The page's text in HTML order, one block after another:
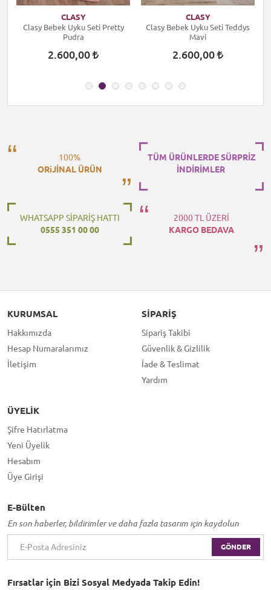
CLASY
Clasy Bebek Uyku Seti Pretty
Pudra
2.600,00
CLASY
Clasy Bebek Uyku Seti Teddys
Mavi
2.600,00
100%
ORiJİNAL ÜRÜN
TÜM ÜRÜNLERDE SÜRPRİZ
İNDİRİMLER
WHATSAPP SİPARİŞ HATTI
0555 351 00 00
2000 TL ÜZERİ
KARGO BEDAVA
KURUMSAL
Hakkımızda
Hesap Numaralarımız
İletişim
SIPARIŞ
Sipariş Takibi
Güvenlik & Gizlilik
İade & Teslimat
Yardım
ÜYELIK
Şifre Hatırlatma
Yeni Üyelik
Hesabım
Üye Girişi
E-Bülten
En son haberler, bildirimler ve daha fazla tasarım için kaydolun
GÖNDER
Fırsatlar için Bizi Sosyal Medyada Takip Edin!